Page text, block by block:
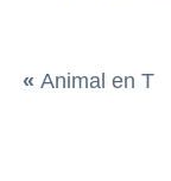
« Animal en T